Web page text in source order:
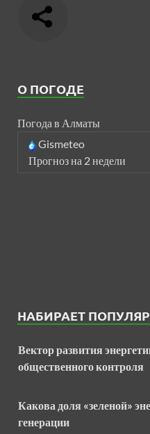
О ПОГОДЕ
Погода в Алматы
Gismeteo
Прогноз на 2 недели
НАБИРАЕТ
Вектор развития
общественного контроля
Какова доля «зеленой»
генерации